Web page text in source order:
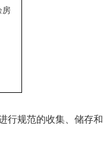
房
规范的收集、储存和